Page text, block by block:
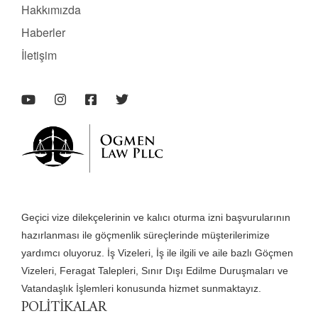
Hakkımızda
Haberler
İletişim
Geçici vize dilekçelerinin ve kalıcı oturma izni başvurularının
hazırlanması ile göçmenlik süreçlerinde müşterilerimize
yardımcı oluyoruz. İş Vizeleri, İş ile ilgili ve aile bazlı Göçmen
Vizeleri, Feragat Talepleri, Sınır Dışı Edilme Duruşmaları ve
Vatandaşlık İşlemleri konusunda hizmet sunmaktayız.
POLİTİKALAR